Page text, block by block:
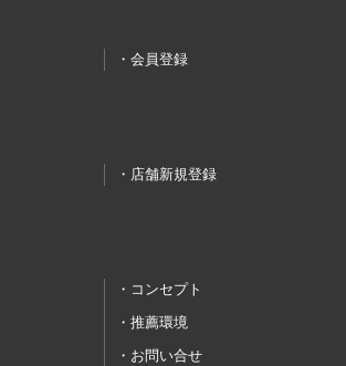
会員登録
店舗新規登録
コンセプト
推薦環境
お問い合せ